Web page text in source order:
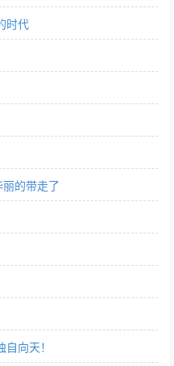
时代
的带走了
向天！